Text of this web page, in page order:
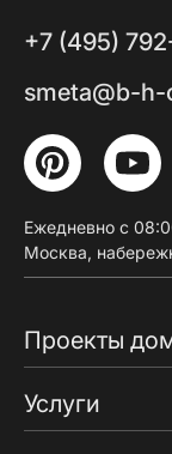
Проекты
Услуги
+7 (495)
smeta@b-h-
Ежедневно с
Москва,